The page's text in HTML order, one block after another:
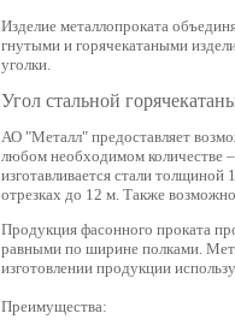
Изделие металлопроката
гнутыми и горячекатаными
уголки.
Угол стальной
АО "Металл" предоставляет
любом необходимом количестве
изготавливается стали
отрезках до 12 м. Также
Продукция фасонного проката
равными по ширине полками.
изготовлении продукции
Преимущества: